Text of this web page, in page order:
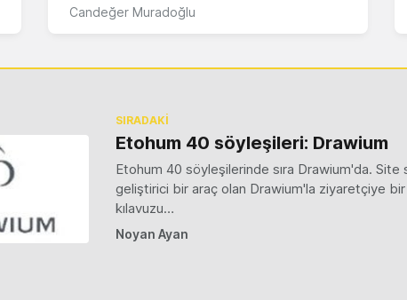
Candeğer Muradoğlu
SIRADAKİ
Etohum 40 söyleşileri: Drawium
Etohum 40 söyleşilerinde sıra Drawium'da. Site
geliştirici bir araç olan Drawium'la ziyaretçiye bir
kılavuzu…
Noyan Ayan